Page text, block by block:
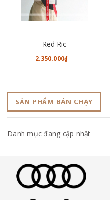
Red Rio
2.350.000₫
SẢN PHẨM BÁN CHẠY
Danh mục đang cập nhật